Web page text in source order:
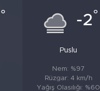
° -2°
Puslu
Nem: %97
Rüzgar: 4 km/h
Yağış Olasılığı: %60